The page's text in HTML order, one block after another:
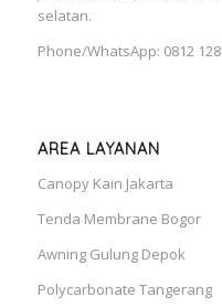
selatan.
Phone/WhatsApp: 0812
AREA LAYANAN
Canopy Kain Jakarta
Tenda Membrane Bogor
Awning Gulung Depok
Polycarbonate Tangerang